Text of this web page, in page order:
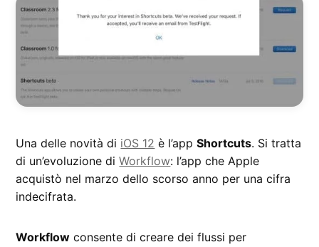
Una delle novità di iOS 12 è l’appShortcuts. Si tratta
di un’evoluzione diWorkflow: l’app che Apple
acquistò nel marzo dello scorso anno per una cifra
indecifrata.
Workflow consente di creare dei flussi per